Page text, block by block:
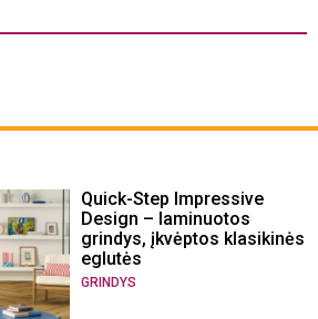
Quick-Step Impressive
Design – laminuotos
grindys, įkvėptos klasikinės
eglutės
GRINDYS